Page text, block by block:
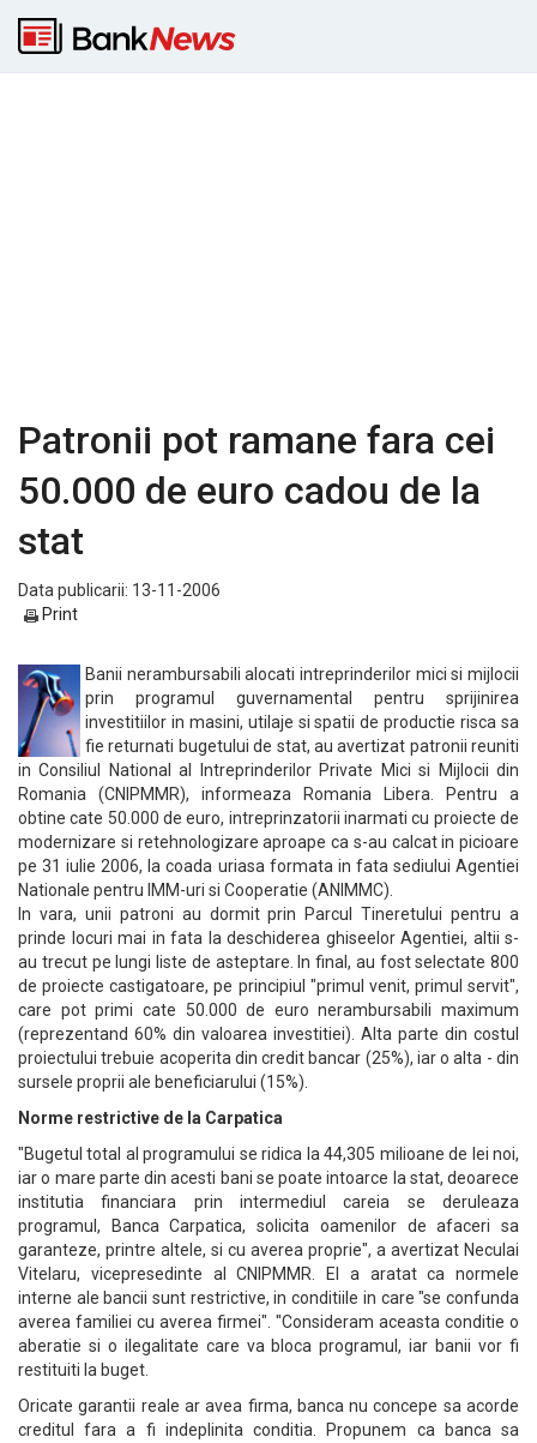
Patronii pot ramane fara cei
50.000 de euro cadou de la
stat
Data publicarii: 13-11-2006
Print
Banii nerambursabili alocati intreprinderilor mici si mijlocii
prin programul guvernamental pentru sprijinirea
investitiilor in masini, utilaje si spatii de productie risca sa
fie returnati bugetului de stat, au avertizat patronii reuniti
in Consiliul National al Intreprinderilor Private Mici si Mijlocii din
Romania (CNIPMMR), informeaza Romania Libera. Pentru a
obtine cate 50.000 de euro, intreprinzatorii inarmati cu proiecte de
modernizare si retehnologizare aproape ca s-au calcat in picioare
pe 31 iulie 2006, la coada uriasa formata in fata sediului Agentiei
Nationale pentru IMM-uri si Cooperatie (ANIMMC).
In vara, unii patroni au dormit prin Parcul Tineretului pentru a
prinde locuri mai in fata la deschiderea ghiseelor Agentiei, altii s-
au trecut pe lungi liste de asteptare. In final, au fost selectate 800
de proiecte castigatoare, pe principiul "primul venit, primul servit",
care pot primi cate 50.000 de euro nerambursabili maximum
(reprezentand 60% din valoarea investitiei). Alta parte din costul
proiectului trebuie acoperita din credit bancar (25%), iar o alta - din
sursele proprii ale beneficiarului (15%).
Norme restrictive de la Carpatica
"Bugetul total al programului se ridica la 44,305 milioane de lei noi,
iar o mare parte din acesti bani se poate intoarce la stat, deoarece
institutia financiara prin intermediul careia se deruleaza
programul, Banca Carpatica, solicita oamenilor de afaceri sa
garanteze, printre altele, si cu averea proprie", a avertizat Neculai
Vitelaru, vicepresedinte al CNIPMMR. El a aratat ca normele
interne ale bancii sunt restrictive, in conditiile in care "se confunda
averea familiei cu averea firmei". "Consideram aceasta conditie o
aberatie si o ilegalitate care va bloca programul, iar banii vor fi
restituiti la buget.
Oricate garantii reale ar avea firma, banca nu concepe sa acorde
creditul fara a fi indeplinita conditia. Propunem ca banca sa